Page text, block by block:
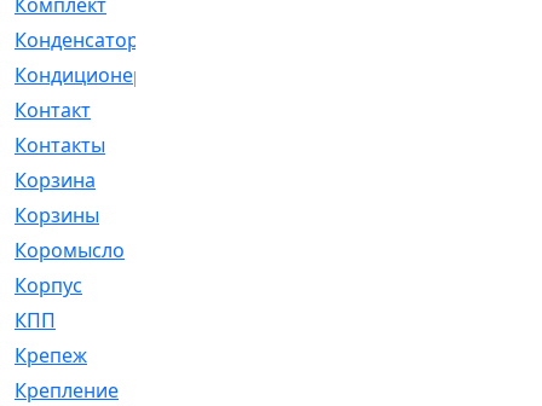
Комплект
Конденсатор
Кондиционер
Контакт
Контакты
Корзина
Корзины
Коромысло
Корпус
КПП
Крепеж
Крепление